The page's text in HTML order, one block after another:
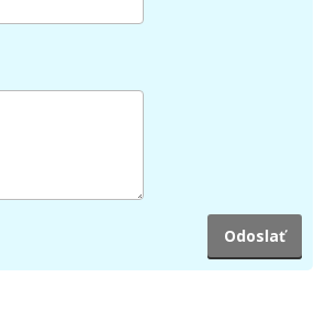
HP U0SL1AM (Farebné)